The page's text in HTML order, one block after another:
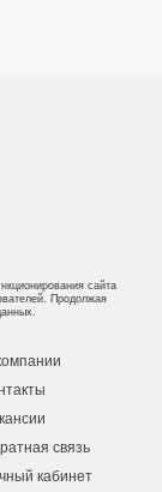
сайта
Продолжая
связь
кабинет